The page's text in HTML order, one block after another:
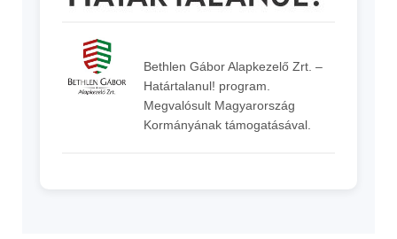
Bethlen Gábor Alapkezelő Zrt. –
Határtalanul! program.
Megvalósult Magyarország
Kormányának támogatásával.